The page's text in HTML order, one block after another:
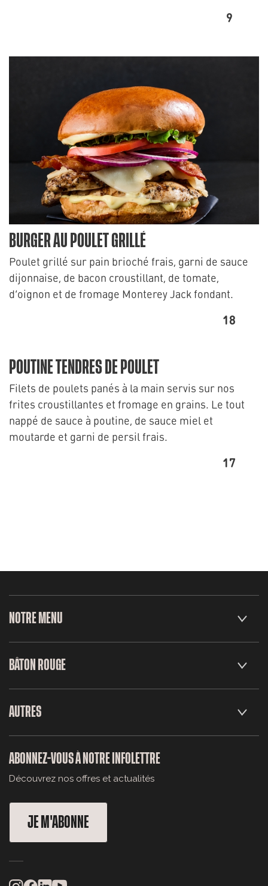
9
BURGER AU POULET GRILLÉ
Poulet grillé sur pain brioché frais, garni de sauce
dijonnaise, de bacon croustillant, de tomate,
d’oignon et de fromage Monterey Jack fondant.
18
POUTINE TENDRES DE POULET
Filets de poulets panés à la main servis sur nos
frites croustillantes et fromage en grains. Le tout
nappé de sauce à poutine, de sauce miel et
moutarde et garni de persil frais.
17
NOTRE MENU
BÂTON ROUGE
AUTRES
ABONNEZ-VOUS À NOTRE INFOLETTRE
Découvrez nos offres et actualités
JE M'ABONNE